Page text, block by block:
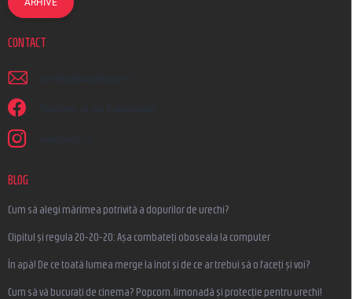
ARHIVE
CONTACT
scrieti @ earplugs.ro
Suntem și pe Facebook!
earplugs.ro
BLOG
Cum să alegi mărimea potrivită a dopurilor de urechi?
Clipitul și regula 20-20-20: Așa combateți oboseala la computer
În apă! De ce toată lumea merge la înot și de ce ar trebui să o faceți și voi?
Cum să vă bucurați de cinema? Popcorn, limonadă și protecție pentru urechi!